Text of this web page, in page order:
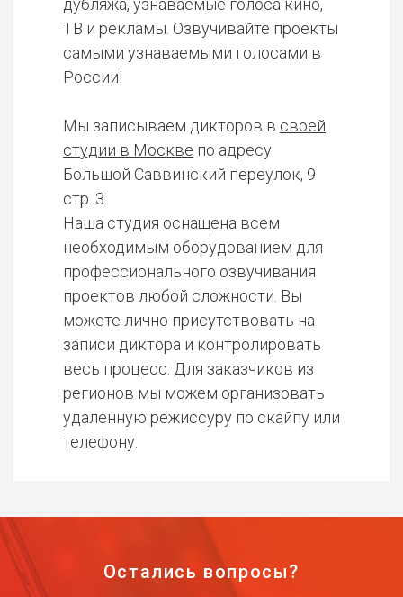
дубляжа, узнаваемые голоса кино,
ТВ и рекламы. Озвучивайте проекты
самыми узнаваемыми голосами в
России!
Мы записываем дикторов в своей
студии в Москве по адресу
Большой Саввинский переулок, 9
стр. 3.
Наша студия оснащена всем
необходимым оборудованием для
профессионального озвучивания
проектов любой сложности. Вы
можете лично присутствовать на
записи диктора и контролировать
весь процесс. Для заказчиков из
регионов мы можем организовать
удаленную режиссуру по скайпу или
телефону.
Остались вопросы?